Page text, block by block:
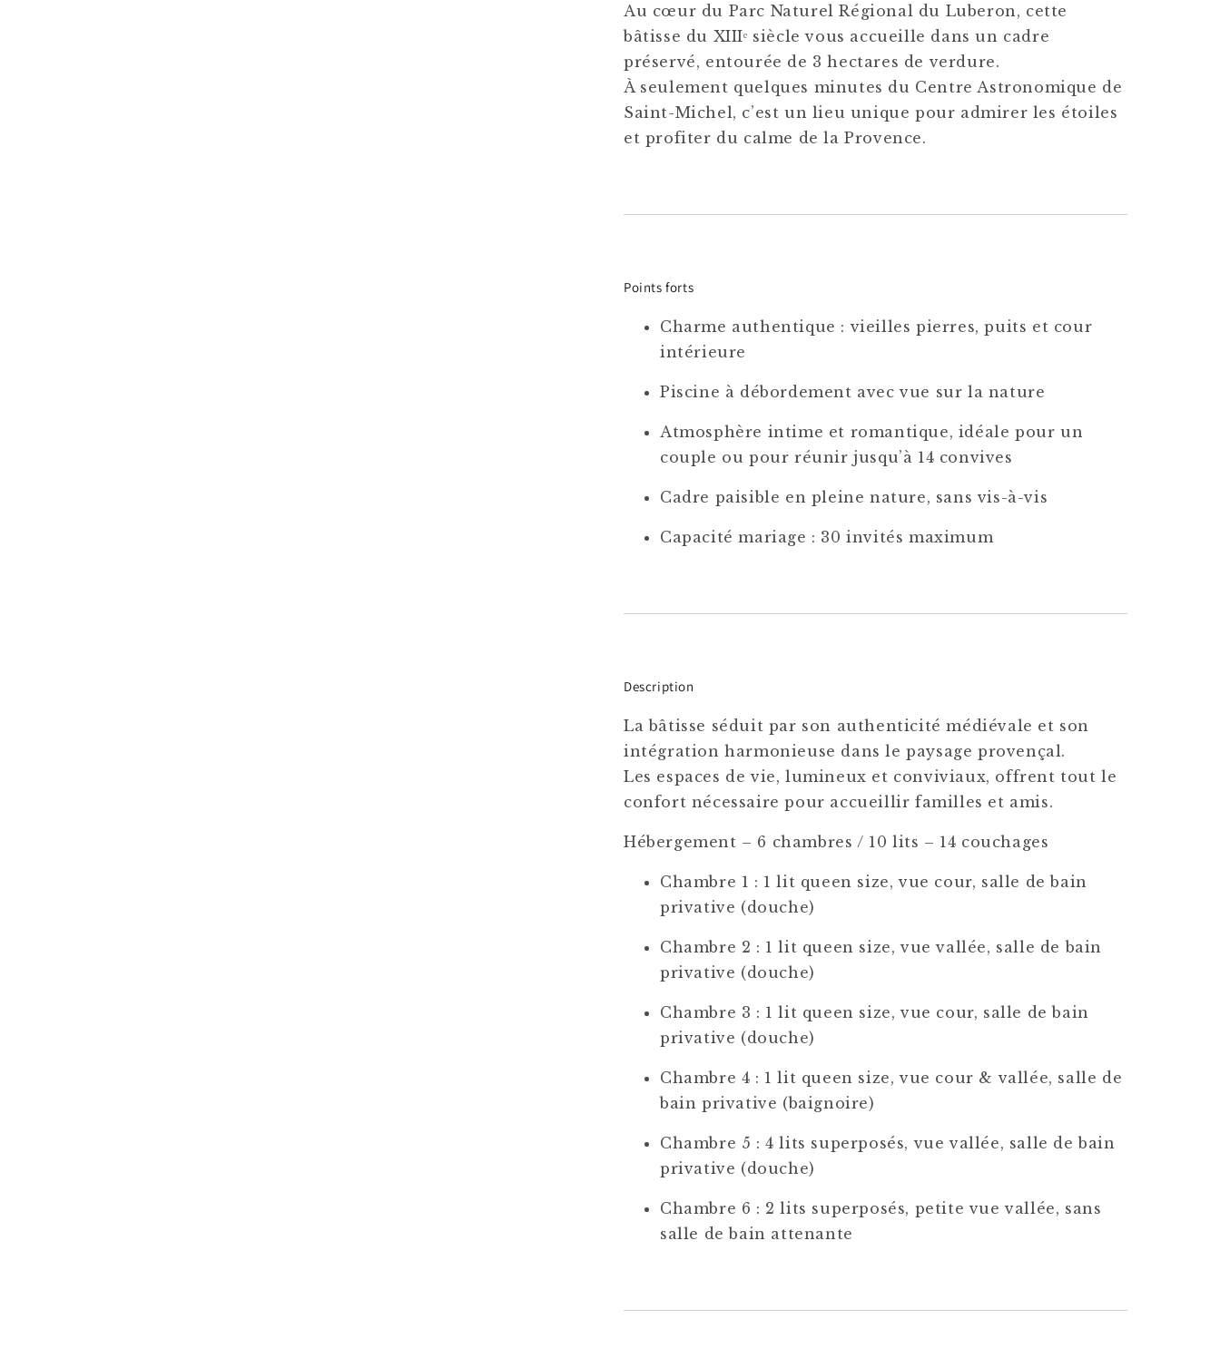
Au cœur du Parc Naturel Régional du Luberon, cette
bâtisse du XIIIᵉ siècle vous accueille dans un cadre
préservé, entourée de 3 hectares de verdure.
À seulement quelques minutes du Centre Astronomique de
Saint-Michel, c’est un lieu unique pour admirer les étoiles
et profiter du calme de la Provence.
Points forts
Charme authentique : vieilles pierres, puits et cour
intérieure
Piscine à débordement avec vue sur la nature
Atmosphère intime et romantique, idéale pour un
couple ou pour réunir jusqu’à 14 convives
Cadre paisible en pleine nature, sans vis-à-vis
Capacité mariage : 30 invités maximum
Description
La bâtisse séduit par son authenticité médiévale et son
intégration harmonieuse dans le paysage provençal.
Les espaces de vie, lumineux et conviviaux, offrent tout le
confort nécessaire pour accueillir familles et amis.
Hébergement – 6 chambres / 10 lits – 14 couchages
Chambre 1 : 1 lit queen size, vue cour, salle de bain
privative (douche)
Chambre 2 : 1 lit queen size, vue vallée, salle de bain
privative (douche)
Chambre 3 : 1 lit queen size, vue cour, salle de bain
privative (douche)
Chambre 4 : 1 lit queen size, vue cour & vallée, salle de
bain privative (baignoire)
Chambre 5 : 4 lits superposés, vue vallée, salle de bain
privative (douche)
Chambre 6 : 2 lits superposés, petite vue vallée, sans
salle de bain attenante